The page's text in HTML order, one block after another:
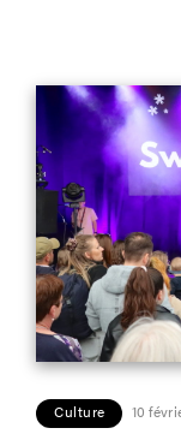
Culture 10